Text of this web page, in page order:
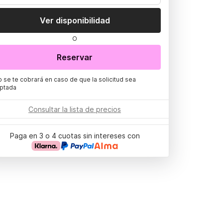
Ver disponibilidad
O
Reservar
se te cobrará en caso de que la solicitud sea
Consultar la lista de precios
Paga en 3 o 4 cuotas sin intereses con